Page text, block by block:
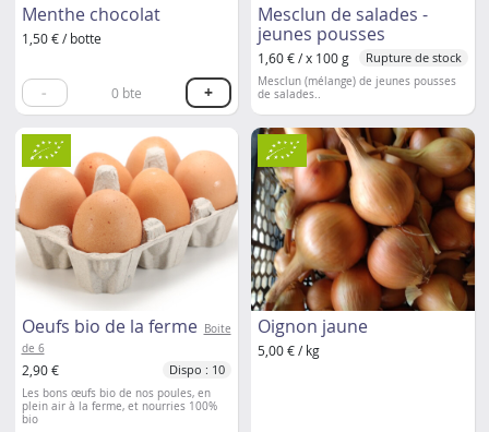
Menthe chocolat
1,50 € / botte
- 0bte +
Mesclun de salades -
jeunes pousses
1,60 € / x 100 g Rupture de stock
Mesclun (mélange) de jeunes pousses
de salades..
Oeufs bio de la ferme Boite
de 6
2,90 € Dispo : 10
Les bons œufs bio de nos poules, en
plein air à la ferme, et nourries 100%
bio
Oignon jaune
5,00 € / kg